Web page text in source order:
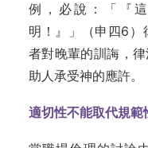
例，必說：「『
明！』」（申四6）
者對晚輩的訓誨，
助人承受神的應許。
適切性不能取代規範